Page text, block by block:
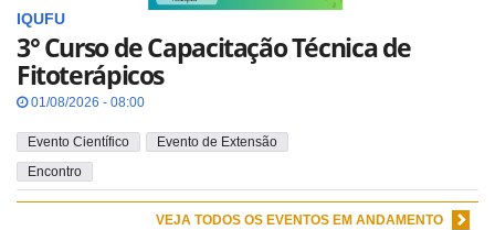
IQUFU
3° Curso de Capacitação Técnica de
Fitoterápicos
01/08/2026 - 08:00
Evento Científico
Evento de Extensão
Encontro
VEJA TODOS OS EVENTOS EM ANDAMENTO